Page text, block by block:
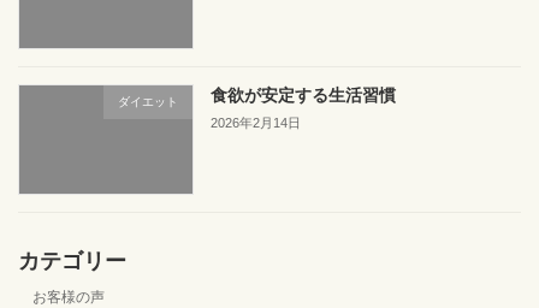
ダイエット 食欲が安定する生活習慣
2026年2月14日
カテゴリー
お客様の声